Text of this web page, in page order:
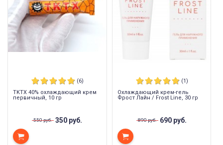
(6)
TKTX 40% охлаждающий крем
первичный, 10 гр
550 руб. 350 руб.
(1)
Охлаждающий крем-гель
Фрост Лайн / Frost Line, 30 гр
890 руб. 690 руб.